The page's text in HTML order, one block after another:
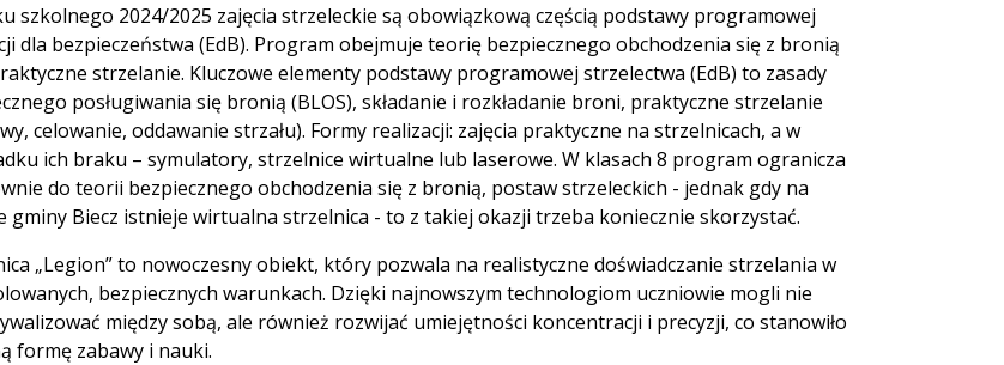
szkolnego 2024/2025 zajęcia strzeleckie są obowiązkową częścią podstawy programowej
dla bezpieczeństwa (EdB). Program obejmuje teorię bezpiecznego obchodzenia się z bronią
strzelanie. Kluczowe elementy podstawy programowej strzelectwa (EdB) to zasady
posługiwania się bronią (BLOS), składanie i rozkładanie broni, praktyczne strzelanie
celowanie, oddawanie strzału). Formy realizacji: zajęcia praktyczne na strzelnicach, a w
ich braku – symulatory, strzelnice wirtualne lub laserowe. W klasach 8 program ogranicza
do teorii bezpiecznego obchodzenia się z bronią, postaw strzeleckich - jednak gdy na
gminy Biecz istnieje wirtualna strzelnica - to z takiej okazji trzeba koniecznie skorzystać.
„Legion” to nowoczesny obiekt, który pozwala na realistyczne doświadczanie strzelania w
bezpiecznych warunkach. Dzięki najnowszym technologiom uczniowie mogli nie
między sobą, ale również rozwijać umiejętności koncentracji i precyzji, co stanowiło
formę zabawy i nauki.